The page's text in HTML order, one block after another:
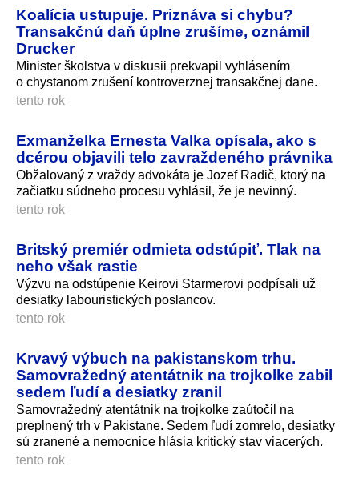
Koalícia ustupuje. Priznáva si chybu?
Transakčnú daň úplne zrušíme, oznámil
Drucker
Minister školstva v diskusii prekvapil vyhlásením
o chystanom zrušení kontroverznej transakčnej dane.
tento rok
Exmanželka Ernesta Valka opísala, ako s
dcérou objavili telo zavraždeného právnika
Obžalovaný z vraždy advokáta je Jozef Radič, ktorý na
začiatku súdneho procesu vyhlásil, že je nevinný.
tento rok
Britský premiér odmieta odstúpiť. Tlak na
neho však rastie
Výzvu na odstúpenie Keirovi Starmerovi podpísali už
desiatky labouristických poslancov.
tento rok
Krvavý výbuch na pakistanskom trhu.
Samovražedný atentátnik na trojkolke zabil
sedem ľudí a desiatky zranil
Samovražedný atentátnik na trojkolke zaútočil na
preplnený trh v Pakistane. Sedem ľudí zomrelo, desiatky
sú zranené a nemocnice hlásia kritický stav viacerých.
tento rok